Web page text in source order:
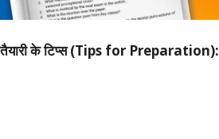
तैयारी के टिप्स (Tips for Preparation):